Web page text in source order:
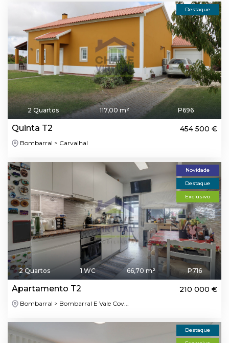
Destaque
2 Quartos 117,00 m² P696
Quinta T2 454 500 €
Bombarral > Carvalhal
Novidade
Destaque
Exclusivo
2 Quartos 1 WC 66,70 m² P716
Apartamento T2 210 000 €
Bombarral > Bombarral E Vale Cov...
Destaque